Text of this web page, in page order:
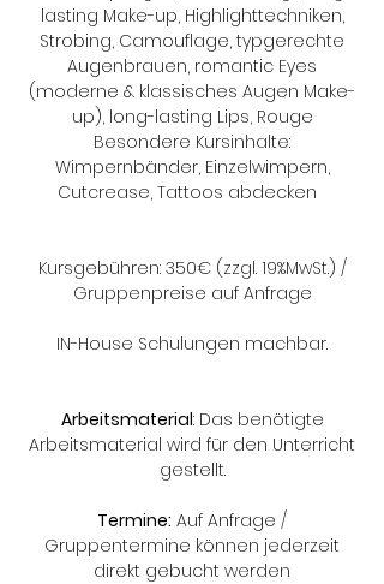
lasting Make-up, Highlighttechniken,
Strobing, Camouflage, typgerechte
Augenbrauen, romantic Eyes
(moderne & klassisches Augen Make-
up), long-lasting Lips, Rouge
Besondere Kursinhalte:
Wimpernbänder, Einzelwimpern,
Cutcrease, Tattoos abdecken
Kursgebühren: 350€ (zzgl. 19%MwSt.) /
Gruppenpreise auf Anfrage
IN-House Schulungen machbar.
Arbeitsmaterial: Das benötigte
Arbeitsmaterial wird für den Unterricht
gestellt.
Termine: Auf Anfrage /
Gruppentermine können jederzeit
direkt gebucht werden